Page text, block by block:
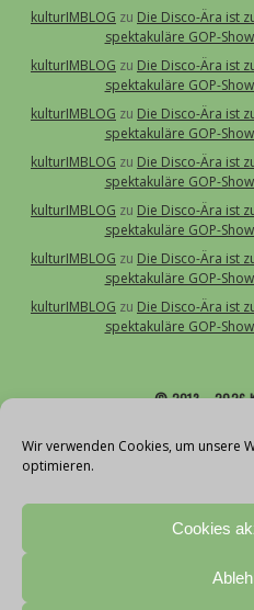
Wir verwenden Cookies, um unsere
optimieren.
Cookies
kulturIMBLOG zu Die Disco-Ära ist
spektakuläre GOP-
kulturIMBLOG zu Die Disco-Ära ist
spektakuläre GOP-
kulturIMBLOG zu Die Disco-Ära ist
spektakuläre GOP-
kulturIMBLOG zu Die Disco-Ära ist
spektakuläre GOP-
kulturIMBLOG zu Die Disco-Ära ist
spektakuläre GOP-
kulturIMBLOG zu Die Disco-Ära ist
spektakuläre GOP-
kulturIMBLOG zu Die Disco-Ära ist
spektakuläre GOP-
© 2013 – 2026
Über